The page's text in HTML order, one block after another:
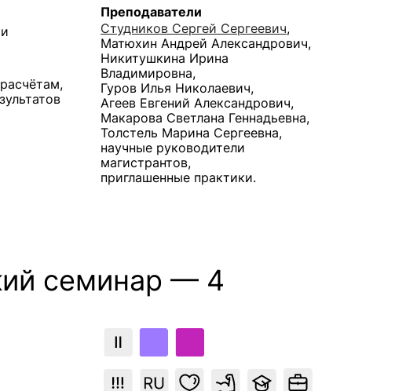
Преподаватели
Студников Сергей Сергеевич,
Матюхин Андрей Александрович,
Никитушкина Ирина
Владимировна,
Гуров Илья Николаевич,
Агеев Евгений Александрович,
Макарова Светлана Геннадьевна,
Толстель Марина Сергеевна,
научные руководители
магистрантов,
приглашенные практики.
семинар — 4